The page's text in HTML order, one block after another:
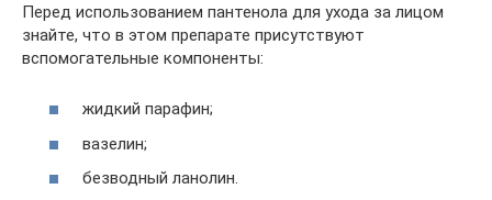
Перед использованием пантенола для ухода за лицом
знайте, что в этом препарате присутствуют
вспомогательные компоненты:
жидкий парафин;
вазелин;
безводный ланолин.